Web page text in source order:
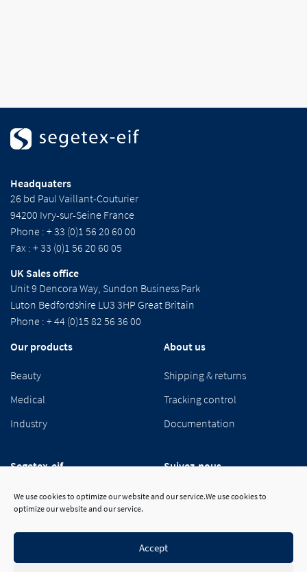
We use cookies to optimize our website and our service.We use cookies to
optimize our website and our service.
Accept
Headquaters
26 bd Paul Vaillant-Couturier
94200 Ivry-sur-Seine France
Phone : + 33 (0)1 56 20 60 00
Fax : + 33 (0)1 56 20 60 05
UK Sales office
Unit 9 Dencora Way, Sundon Business Park
Luton Bedfordshire LU3 3HP Great Britain
Phone : + 44 (0)15 82 56 36 00
Our products
Beauty
Medical
Industry
About us
Shipping & returns
Tracking control
Documentation
Segetex-eif
Our group
Suivez-nous